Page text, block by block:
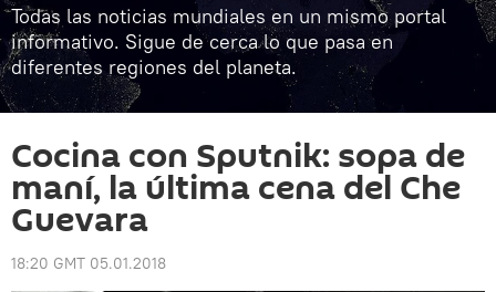
Todas las noticias mundiales en un mismo portal
informativo. Sigue de cerca lo que pasa en
diferentes regiones del planeta.
Cocina con Sputnik: sopa de
maní, la última cena del Che
Guevara
18:20 GMT 05.01.2018